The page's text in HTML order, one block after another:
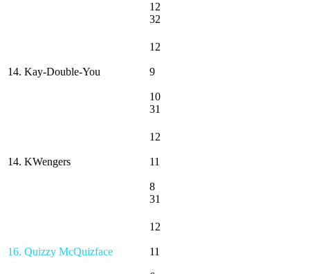
12
32
14. Kay-Double-You
12
9
10
31
14. KWengers
12
11
8
31
16. Quizzy McQuizface
12
11